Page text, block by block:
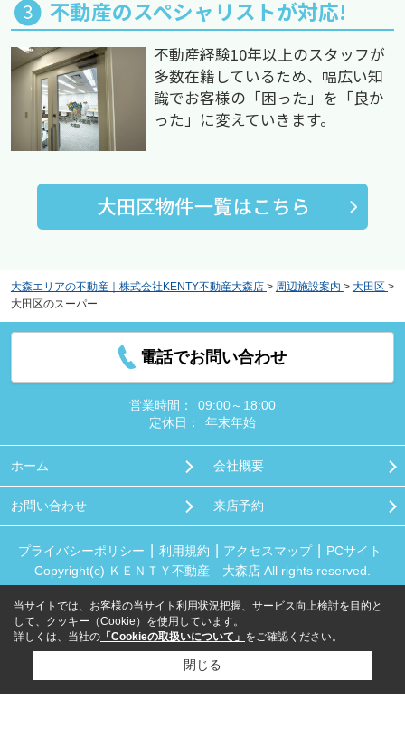
不動産のスペシャリストが対応!
不動産経験10年以上のスタッフが
多数在籍しているため、幅広い知
識でお客様の「困った」を「良か
った」に変えていきます。
大森エリアの不動産｜株式会社KENTY不動産大森店 > 周辺施設案内 > 大田区 >
大田区のスーパー
電話でお問い合わせ
営業時間：
09:00～18:00
定休日：
年末年始
ホーム 会社概要
お問い合わせ 来店予約
プライバシーポリシー 利用規約 アクセスマップ
PCサイト
Copyright(c) ＫＥＮＴＹ不動産 大森店 All rights reserved.
当サイトでは、お客様の当サイト利用状況把握、サービス向上検討を目的と
して、クッキー（Cookie）を使用しています。
詳しくは、当社の 「Cookieの取扱いについて」 をご確認ください。
閉じる